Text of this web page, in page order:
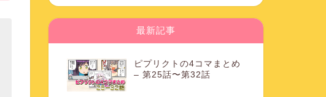
最新記事
ピプリクトの4コマまとめ
– 第25話〜第32話